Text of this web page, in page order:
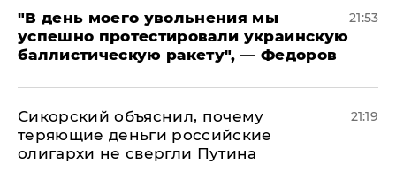
​"В день моего увольнения мы
успешно протестировали украинскую
баллистическую ракету", — Федоров
21:53
Сикорский объяснил, почему
теряющие деньги российские
олигархи не свергли Путина
21:19